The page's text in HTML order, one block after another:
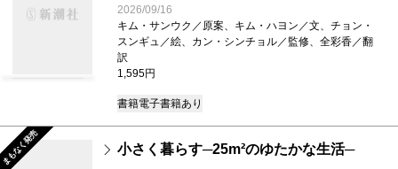
2026/09/16
キム・サンウク／原案、キム・ハヨン／文、チョン・
スンギュ／絵、カン・シンチョル／監修、全彩香／翻
訳
1,595円
書籍電子書籍あり
まもなく発売 小さく暮らす─25m²のゆたかな生活─